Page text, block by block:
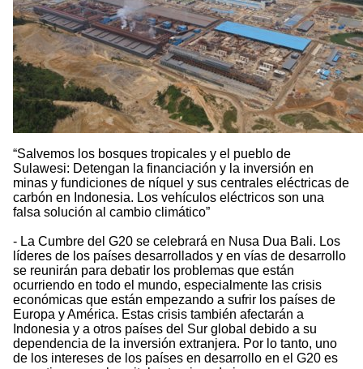
“Salvemos los bosques tropicales y el pueblo de
Sulawesi: Detengan la financiación y la inversión en
minas y fundiciones de níquel y sus centrales eléctricas de
carbón en Indonesia. Los vehículos eléctricos son una
falsa solución al cambio climático”
- La Cumbre del G20 se celebrará en Nusa Dua Bali. Los
líderes de los países desarrollados y en vías de desarrollo
se reunirán para debatir los problemas que están
ocurriendo en todo el mundo, especialmente las crisis
económicas que están empezando a sufrir los países de
Europa y América. Estas crisis también afectarán a
Indonesia y a otros países del Sur global debido a su
dependencia de la inversión extranjera. Por lo tanto, uno
de los intereses de los países en desarrollo en el G20 es